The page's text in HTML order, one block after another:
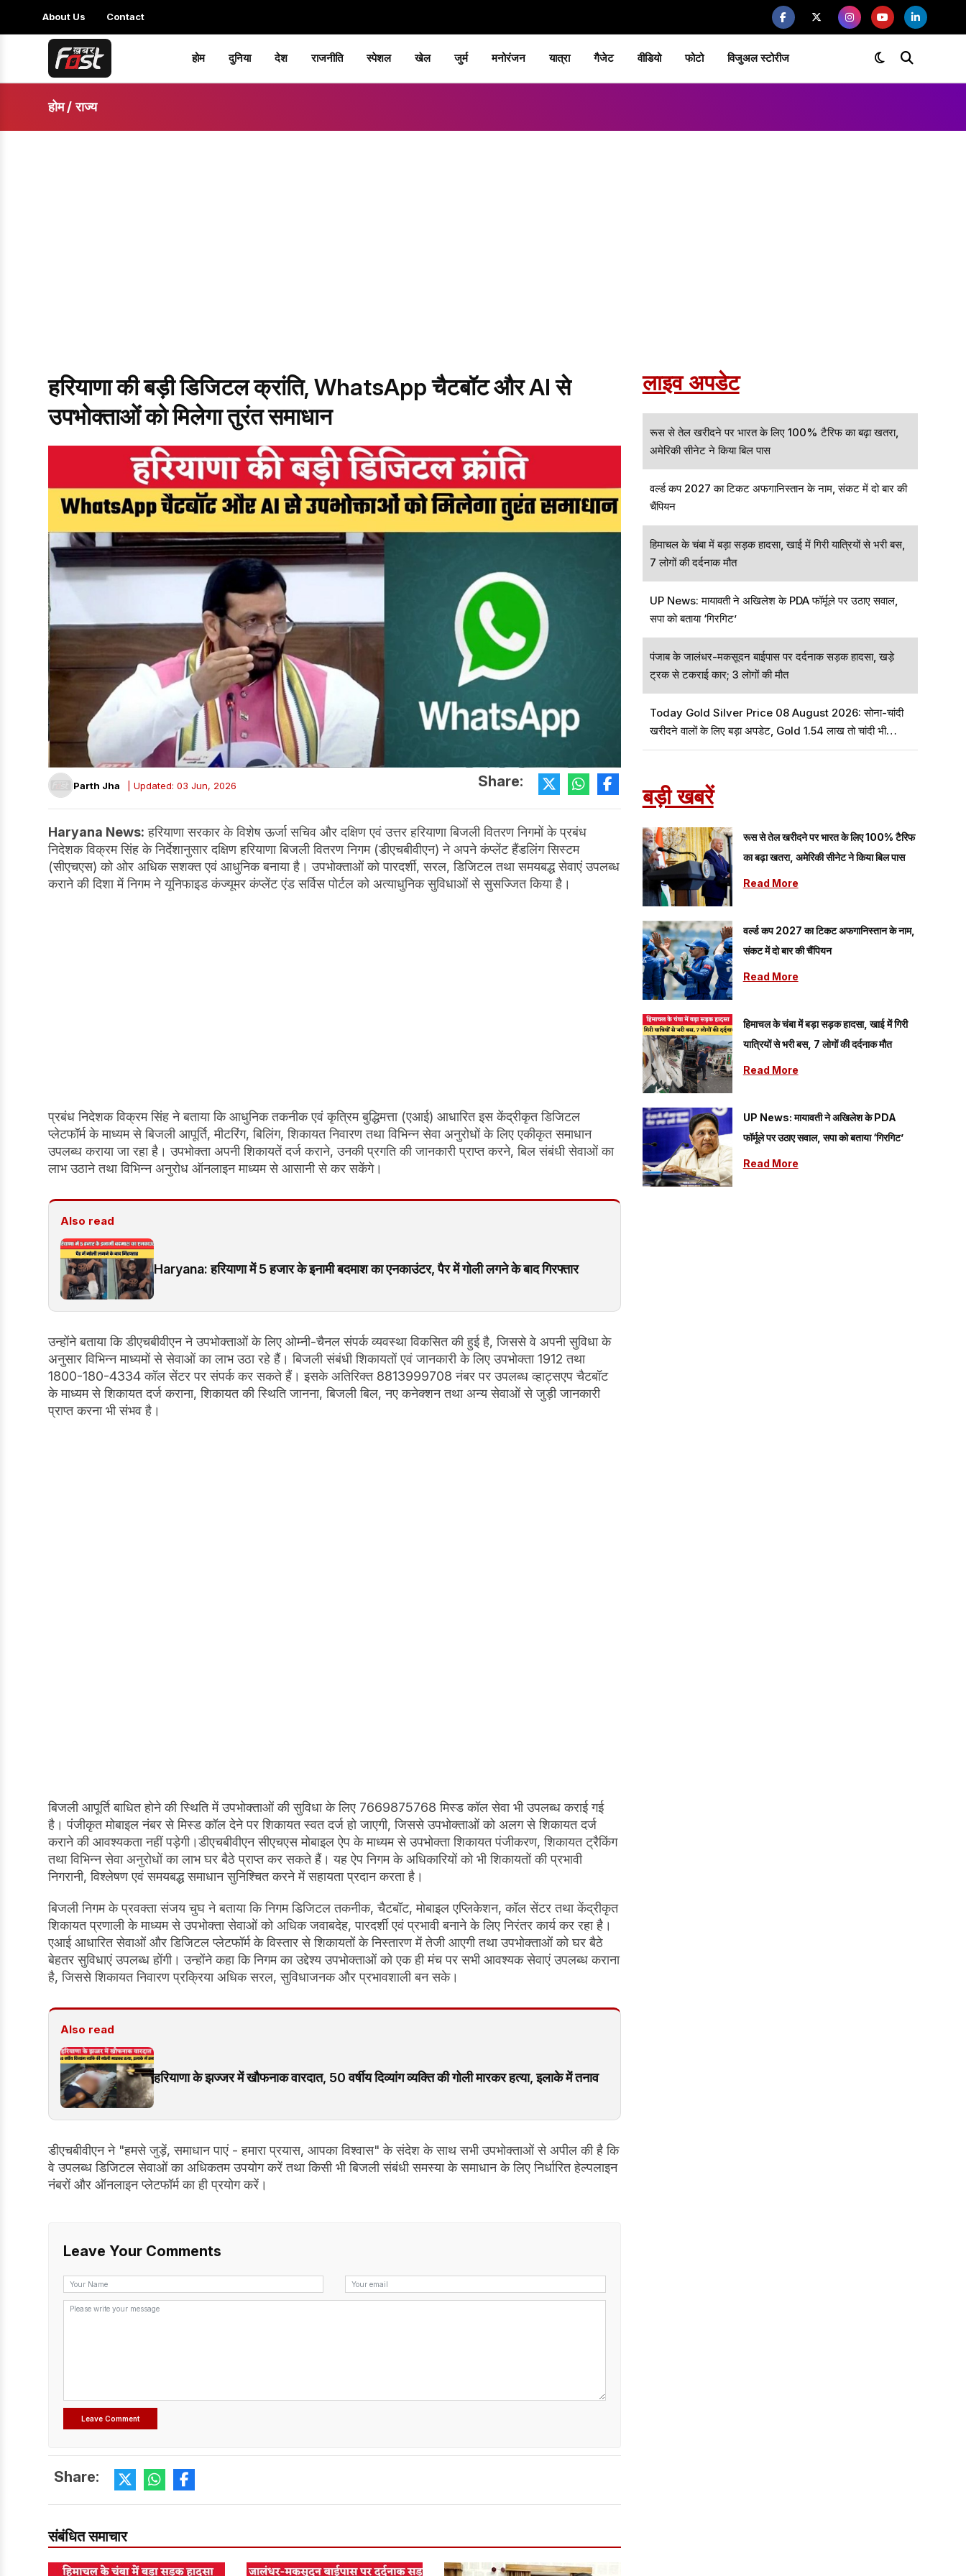
About Us Contact
होम दुनिया देश राजनीति स्पेशल खेल जुर्म मनोरंजन यात्रा गैजेट वीडियो फोटो विजुअल स्टोरीज
होम/ राज्य
हरियाणा की बड़ी डिजिटल क्रांति, WhatsApp चैटबॉट और AI से
उपभोक्ताओं को मिलेगा तुरंत समाधान
Parth Jha | Updated: 03 Jun, 2026 Share:
Haryana News: हरियाणा सरकार के विशेष ऊर्जा सचिव और दक्षिण एवं उत्तर हरियाणा बिजली वितरण निगमों के प्रबंध
निदेशक विक्रम सिंह के निर्देशानुसार दक्षिण हरियाणा बिजली वितरण निगम (डीएचबीवीएन) ने अपने कंप्लेंट हैंडलिंग सिस्टम
(सीएचएस) को ओर अधिक सशक्त एवं आधुनिक बनाया है। उपभोक्ताओं को पारदर्शी, सरल, डिजिटल तथा समयबद्ध सेवाएं उपलब्ध
कराने की दिशा में निगम ने यूनिफाइड कंज्यूमर कंप्लेंट एंड सर्विस पोर्टल को अत्याधुनिक सुविधाओं से सुसज्जित किया है।
प्रबंध निदेशक विक्रम सिंह ने बताया कि आधुनिक तकनीक एवं कृत्रिम बुद्धिमत्ता (एआई) आधारित इस केंद्रीकृत डिजिटल
प्लेटफॉर्म के माध्यम से बिजली आपूर्ति, मीटरिंग, बिलिंग, शिकायत निवारण तथा विभिन्न सेवा अनुरोधों के लिए एकीकृत समाधान
उपलब्ध कराया जा रहा है। उपभोक्ता अपनी शिकायतें दर्ज कराने, उनकी प्रगति की जानकारी प्राप्त करने, बिल संबंधी सेवाओं का
लाभ उठाने तथा विभिन्न अनुरोध ऑनलाइन माध्यम से आसानी से कर सकेंगे।
Also read
Haryana: हरियाणा में 5 हजार के इनामी बदमाश का एनकाउंटर, पैर में गोली लगने के बाद गिरफ्तार
उन्होंने बताया कि डीएचबीवीएन ने उपभोक्ताओं के लिए ओम्नी-चैनल संपर्क व्यवस्था विकसित की हुई है, जिससे वे अपनी सुविधा के
अनुसार विभिन्न माध्यमों से सेवाओं का लाभ उठा रहे हैं। बिजली संबंधी शिकायतों एवं जानकारी के लिए उपभोक्ता 1912 तथा
1800-180-4334 कॉल सेंटर पर संपर्क कर सकते हैं। इसके अतिरिक्त 8813999708 नंबर पर उपलब्ध व्हाट्सएप चैटबॉट
के माध्यम से शिकायत दर्ज कराना, शिकायत की स्थिति जानना, बिजली बिल, नए कनेक्शन तथा अन्य सेवाओं से जुड़ी जानकारी
प्राप्त करना भी संभव है।
बिजली आपूर्ति बाधित होने की स्थिति में उपभोक्ताओं की सुविधा के लिए 7669875768 मिस्ड कॉल सेवा भी उपलब्ध कराई गई
है। पंजीकृत मोबाइल नंबर से मिस्ड कॉल देने पर शिकायत स्वत दर्ज हो जाएगी, जिससे उपभोक्ताओं को अलग से शिकायत दर्ज
कराने की आवश्यकता नहीं पड़ेगी।डीएचबीवीएन सीएचएस मोबाइल ऐप के माध्यम से उपभोक्ता शिकायत पंजीकरण, शिकायत ट्रैकिंग
तथा विभिन्न सेवा अनुरोधों का लाभ घर बैठे प्राप्त कर सकते हैं। यह ऐप निगम के अधिकारियों को भी शिकायतों की प्रभावी
निगरानी, विश्लेषण एवं समयबद्ध समाधान सुनिश्चित करने में सहायता प्रदान करता है।
बिजली निगम के प्रवक्ता संजय चुघ ने बताया कि निगम डिजिटल तकनीक, चैटबॉट, मोबाइल एप्लिकेशन, कॉल सेंटर तथा केंद्रीकृत
शिकायत प्रणाली के माध्यम से उपभोक्ता सेवाओं को अधिक जवाबदेह, पारदर्शी एवं प्रभावी बनाने के लिए निरंतर कार्य कर रहा है।
एआई आधारित सेवाओं और डिजिटल प्लेटफॉर्म के विस्तार से शिकायतों के निस्तारण में तेजी आएगी तथा उपभोक्ताओं को घर बैठे
बेहतर सुविधाएं उपलब्ध होंगी। उन्होंने कहा कि निगम का उद्देश्य उपभोक्ताओं को एक ही मंच पर सभी आवश्यक सेवाएं उपलब्ध कराना
है, जिससे शिकायत निवारण प्रक्रिया अधिक सरल, सुविधाजनक और प्रभावशाली बन सके।
Also read
हरियाणा के झज्जर में खौफनाक वारदात, 50 वर्षीय दिव्यांग व्यक्ति की गोली मारकर हत्या, इलाके में तनाव
डीएचबीवीएन ने "हमसे जुड़ें, समाधान पाएं - हमारा प्रयास, आपका विश्वास" के संदेश के साथ सभी उपभोक्ताओं से अपील की है कि
वे उपलब्ध डिजिटल सेवाओं का अधिकतम उपयोग करें तथा किसी भी बिजली संबंधी समस्या के समाधान के लिए निर्धारित हेल्पलाइन
नंबरों और ऑनलाइन प्लेटफॉर्म का ही प्रयोग करें।
Leave Your Comments
Share:
संबंधित समाचार
लाइव अपडेट
रूस से तेल खरीदने पर भारत के लिए 100% टैरिफ का बढ़ा खतरा,
अमेरिकी सीनेट ने किया बिल पास
वर्ल्ड कप 2027 का टिकट अफगानिस्तान के नाम, संकट में दो बार की
चैंपियन
हिमाचल के चंबा में बड़ा सड़क हादसा, खाई में गिरी यात्रियों से भरी बस,
7 लोगों की दर्दनाक मौत
UP News: मायावती ने अखिलेश के PDA फॉर्मूले पर उठाए सवाल,
सपा को बताया ‘गिरगिट’
पंजाब के जालंधर-मकसूदन बाईपास पर दर्दनाक सड़क हादसा, खड़े
ट्रक से टकराई कार; 3 लोगों की मौत
Today Gold Silver Price 08 August 2026: सोना-चांदी
खरीदने वालों के लिए बड़ा अपडेट, Gold ₹1.54 लाख तो चांदी भी
चमकी
बड़ी खबरें
रूस से तेल खरीदने पर भारत के लिए 100% टैरिफ
का बढ़ा खतरा, अमेरिकी सीनेट ने किया बिल पास
Read More
वर्ल्ड कप 2027 का टिकट अफगानिस्तान के नाम,
संकट में दो बार की चैंपियन
Read More
हिमाचल के चंबा में बड़ा सड़क हादसा, खाई में गिरी
यात्रियों से भरी बस, 7 लोगों की दर्दनाक मौत
Read More
UP News: मायावती ने अखिलेश के PDA
फॉर्मूले पर उठाए सवाल, सपा को बताया ‘गिरगिट’
Read More